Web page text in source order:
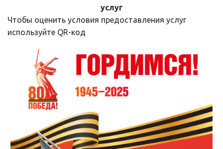
услуг
Чтобы оценить условия предоставления услуг
используйте QR-код